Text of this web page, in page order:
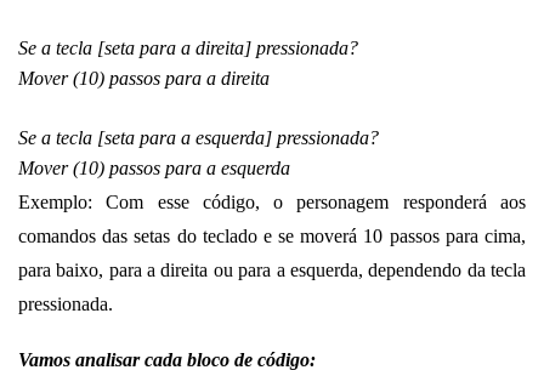
Se a tecla [seta para a direita] pressionada?
Mover (10) passos para a direita
Se a tecla [seta para a esquerda] pressionada?
Mover (10) passos para a esquerda
Exemplo: Com esse código, o personagem responderá aos
comandos das setas do teclado e se moverá 10 passos para cima,
para baixo, para a direita ou para a esquerda, dependendo da tecla
pressionada.
Vamos analisar cada bloco de código: